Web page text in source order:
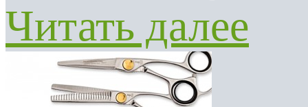
Читать далее